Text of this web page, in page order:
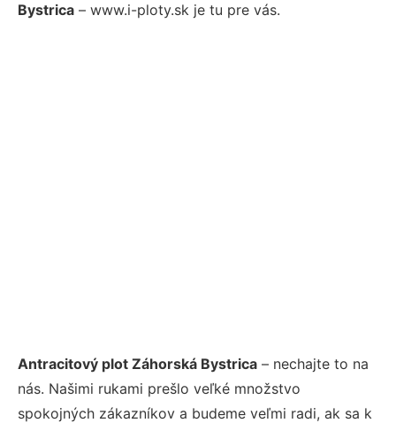
Bystrica – www.i-ploty.sk je tu pre vás.
Antracitový plot Záhorská Bystrica – nechajte to na
nás. Našimi rukami prešlo veľké množstvo
spokojných zákazníkov a budeme veľmi radi, ak sa k